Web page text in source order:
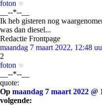
foton
__--*--__
Ik heb gisteren nog
was dan diesel...
Redactie Frontpage
maandag 7 maart 2022, 12:48
2
foton
__--*--__
quote:
Op maandag 7 maart 2022 @
volgende: